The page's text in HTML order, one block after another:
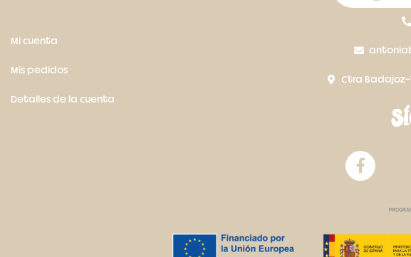
Mi cuenta
Mis pedidos
Detalles de la cuenta
Ctra Badajoz-